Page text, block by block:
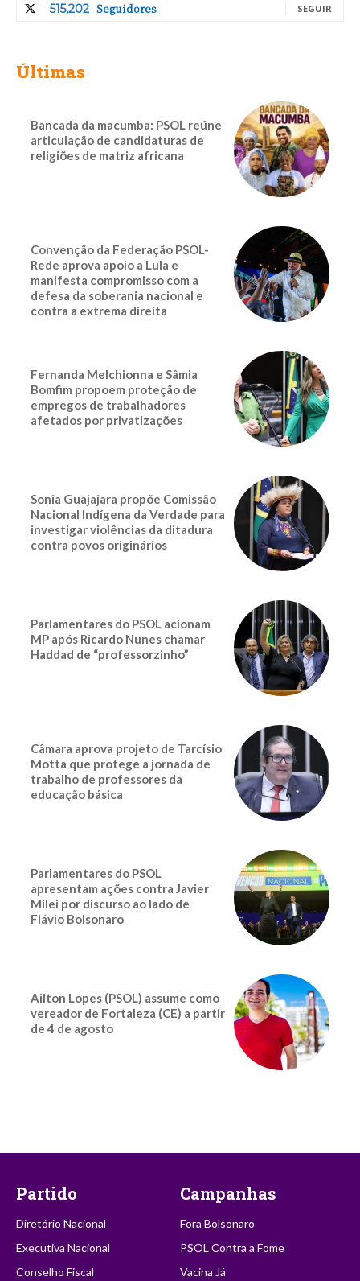
515,202 Seguidores SEGUIR
Últimas
Bancada da macumba: PSOL reúne
articulação de candidaturas de
religiões de matriz africana
Convenção da Federação PSOL-
Rede aprova apoio a Lula e
manifesta compromisso com a
defesa da soberania nacional e
contra a extrema direita
Fernanda Melchionna e Sâmia
Bomfim propoem proteção de
empregos de trabalhadores
afetados por privatizações
Sonia Guajajara propõe Comissão
Nacional Indígena da Verdade para
investigar violências da ditadura
contra povos originários
Parlamentares do PSOL acionam
MP após Ricardo Nunes chamar
Haddad de “professorzinho”
Câmara aprova projeto de Tarcísio
Motta que protege a jornada de
trabalho de professores da
educação básica
Parlamentares do PSOL
apresentam ações contra Javier
Milei por discurso ao lado de
Flávio Bolsonaro
Ailton Lopes (PSOL) assume como
vereador de Fortaleza (CE) a partir
de 4 de agosto
Partido
Diretório Nacional
Executiva Nacional
Conselho Fiscal
Campanhas
Fora Bolsonaro
PSOL Contra a Fome
Vacina Já